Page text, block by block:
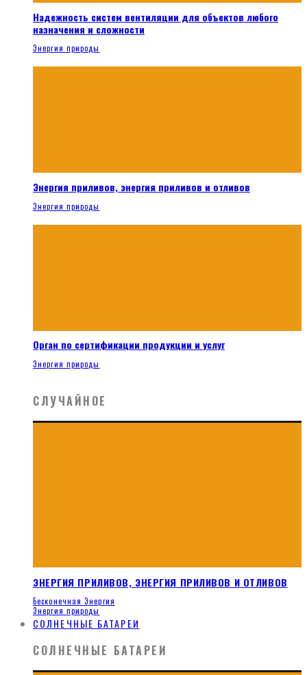
Надежность систем вентиляции для объектов любого
назначения и сложности
Энергия природы
Энергия приливов, энергия приливов и отливов
Энергия природы
Орган по сертификации продукции и услуг
Энергия природы
СЛУЧАЙНОЕ
ЭНЕРГИЯ ПРИЛИВОВ, ЭНЕРГИЯ ПРИЛИВОВ И ОТЛИВОВ
Бесконечная Энергия
Энергия природы
СОЛНЕЧНЫЕ БАТАРЕИ
СОЛНЕЧНЫЕ БАТАРЕИ